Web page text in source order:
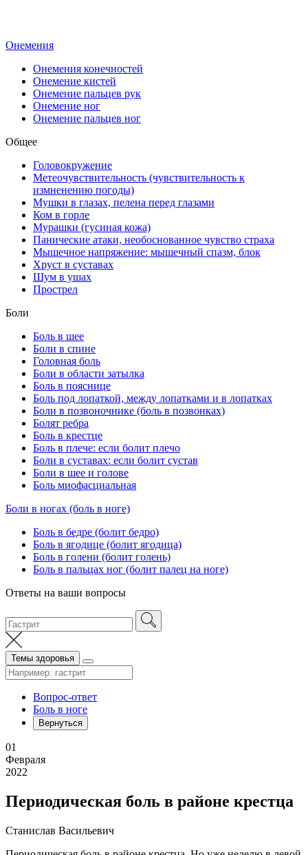
Онемения
Онемения конечностей
Онемение кистей
Онемение пальцев рук
Онемение ног
Онемение пальцев ног
Общее
Головокружение
Метеочувствительность (чувствительность к
измненению погоды)
Мушки в глазах, пелена перед глазами
Ком в горле
Мурашки (гусиная кожа)
Панические атаки, необоснованное чувство страха
Мышечное напряжение: мышечный спазм, блок
Хруст в суставах
Шум в ушах
Прострел
Боли
Боль в шее
Боли в спине
Головная боль
Боли в области затылка
Боль в пояснице
Боль под лопаткой, между лопатками и в лопатках
Боли в позвоночнике (боль в позвонках)
Болят ребра
Боль в крестце
Боль в плече: если болит плечо
Боли в суставах: если болит сустав
Боли в шее и голове
Боль миофасциальная
Боли в ногах (боль в ноге)
Боль в бедре (болит бедро)
Боль в ягодице (болит ягодица)
Боль в голени (болит голень)
Боль в пальцах ног (болит палец на ноге)
Ответы на ваши вопросы
Темы здоровья
Вопрос-ответ
Боль в ноге
Вернуться
01
Февраля
2022
Периодическая боль в районе крестца
Станислав Васильевич